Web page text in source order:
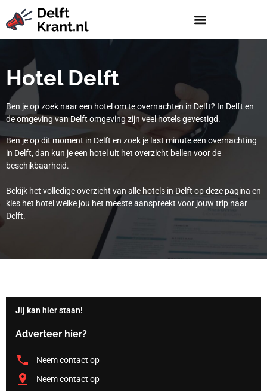
Hotel Delft
Ben je op zoek naar een hotel om te overnachten in Delft? In Delft en
de omgeving van Delft omgeving zijn veel hotels gevestigd.
Ben je op dit moment in Delft en zoek je last minute een overnachting
in Delft, dan kun je een hotel uit het overzicht bellen voor de
beschikbaarheid.
Bekijk het volledige overzicht van alle hotels in Delft op deze pagina en
kies het hotel welke jou het meeste aanspreekt voor jouw trip naar
Delft.
Jij kan hier staan!
Adverteer hier?
Neem contact op
Neem contact op